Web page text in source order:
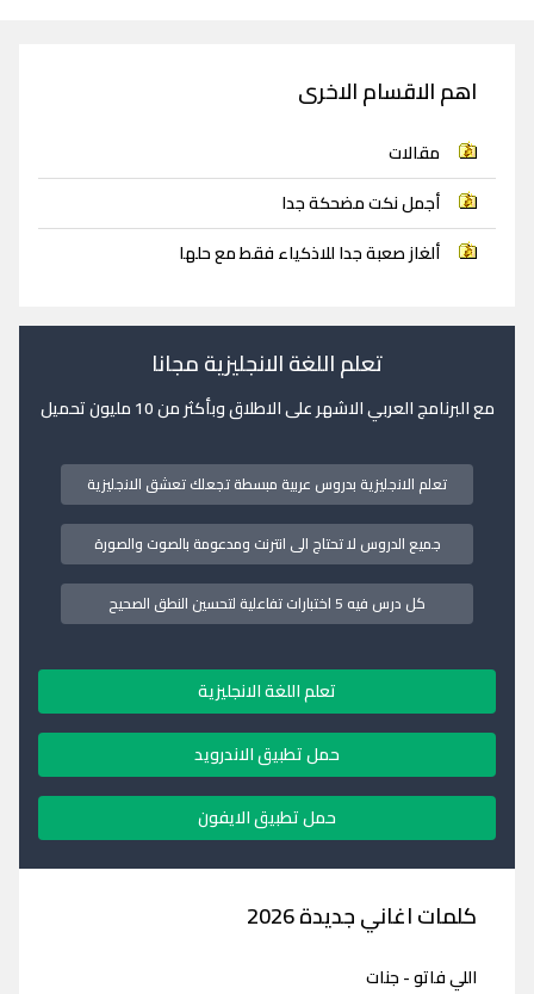
اهم الاقسام الاخرى
مقالات
أجمل نكت مضحكة جدا
ألغاز صعبة جدا للاذكياء فقط مع حلها
تعلم اللغة الانجليزية مجانا
مع البرنامج العربي الاشهر على الاطلاق وبأكثر من 10 مليون تحميل
تعلم الانجليزية بدروس عربية مبسطة تجعلك تعشق الانجليزية
جميع الدروس لا تحتاج الى انترنت ومدعومة بالصوت والصورة
كل درس فيه 5 اختبارات تفاعلية لتحسين النطق الصحيح
تعلم اللغة الانجليزية
حمل تطبيق الاندرويد
حمل تطبيق الايفون
كلمات اغاني جديدة 2026
اللي فاتو - جنات